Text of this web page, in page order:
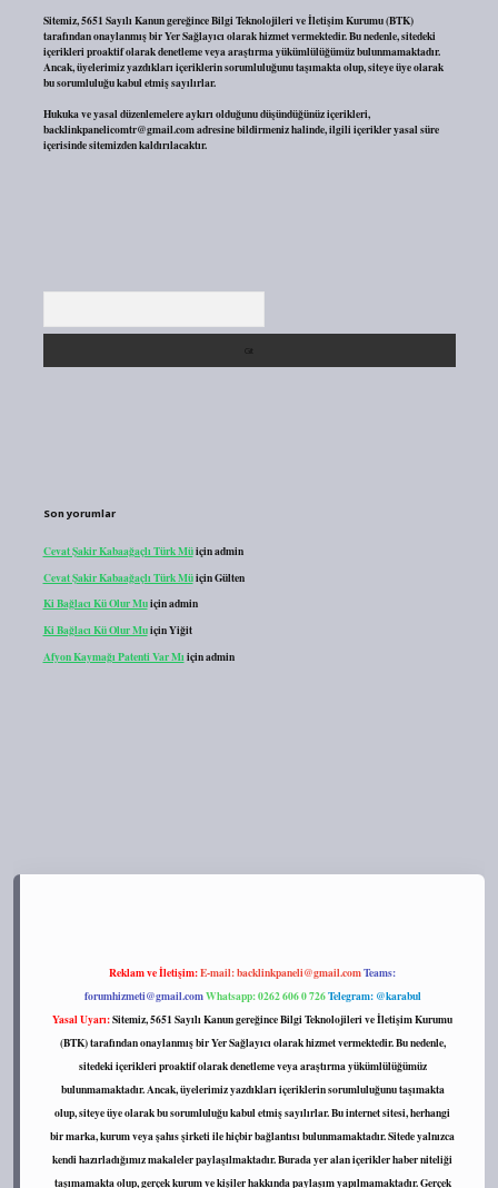
Sitemiz, 5651 Sayılı Kanun gereğince Bilgi Teknolojileri ve İletişim Kurumu (BTK)
tarafından onaylanmış bir Yer Sağlayıcı olarak hizmet vermektedir. Bu nedenle, sitedeki
içerikleri proaktif olarak denetleme veya araştırma yükümlülüğümüz bulunmamaktadır.
Ancak, üyelerimiz yazdıkları içeriklerin sorumluluğunu taşımakta olup, siteye üye olarak
bu sorumluluğu kabul etmiş sayılırlar.
Hukuka ve yasal düzenlemelere aykırı olduğunu düşündüğünüz içerikleri,
backlinkpanelicomtr@gmail.comadresine bildirmeniz halinde, ilgili içerikler yasal süre
içerisinde sitemizden kaldırılacaktır.
Son yorumlar
Cevat Şakir Kabaağaçlı Türk Müiçinadmin
Cevat Şakir Kabaağaçlı Türk MüiçinGülten
Ki Bağlacı Kü Olur Muiçinadmin
Ki Bağlacı Kü Olur MuiçinYiğit
Afyon Kaymağı Patenti Var Mı içinadmin
Reklam ve İletişim:E-mail:backlinkpaneli@gmail.comTeams:
forumhizmeti@gmail.comWhatsapp: 0262 606 0 726Telegram: @karabul
Yasal Uyarı:Sitemiz, 5651 Sayılı Kanun gereğince Bilgi Teknolojileri ve İletişim Kurumu
(BTK) tarafından onaylanmış bir Yer Sağlayıcı olarak hizmet vermektedir. Bu nedenle,
sitedeki içerikleri proaktif olarak denetleme veya araştırma yükümlülüğümüz
bulunmamaktadır. Ancak, üyelerimiz yazdıkları içeriklerin sorumluluğunu taşımakta
olup, siteye üye olarak bu sorumluluğu kabul etmiş sayılırlar. Bu internet sitesi, herhangi
bir marka, kurum veya şahıs şirketi ile hiçbir bağlantısı bulunmamaktadır. Sitede yalnızca
kendi hazırladığımız makaleler paylaşılmaktadır. Burada yer alan içerikler haber niteliği
taşımamakta olup, gerçek kurum ve kişiler hakkında paylaşım yapılmamaktadır. Gerçek